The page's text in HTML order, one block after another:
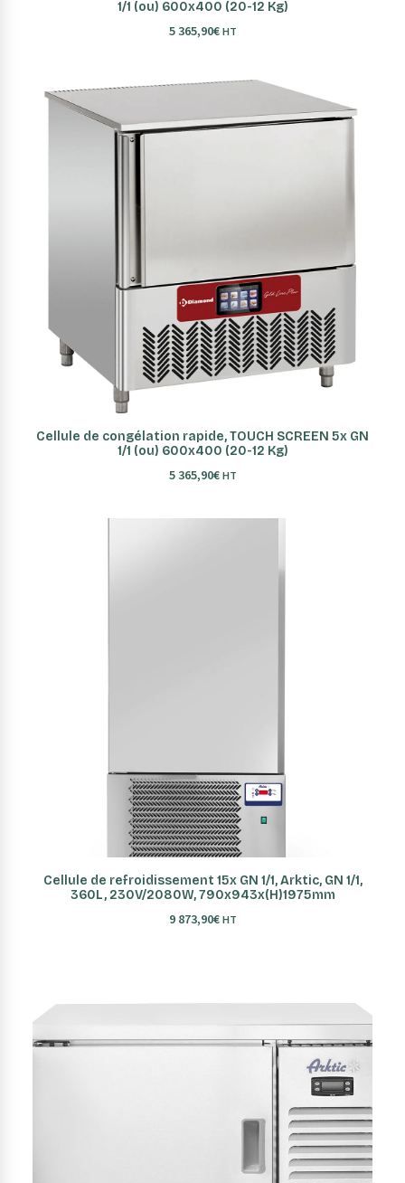
1/1 (ou) 600x400 (20-12 Kg)
5 365,90€ HT
AJOUTER AU PANIER
Cellule de congélation rapide, TOUCH SCREEN 5x GN
1/1 (ou) 600x400 (20-12 Kg)
5 365,90€ HT
AJOUTER AU PANIER
Cellule de refroidissement 15x GN 1/1, Arktic, GN 1/1,
360L, 230V/2080W, 790x943x(H)1975mm
9 873,90€ HT